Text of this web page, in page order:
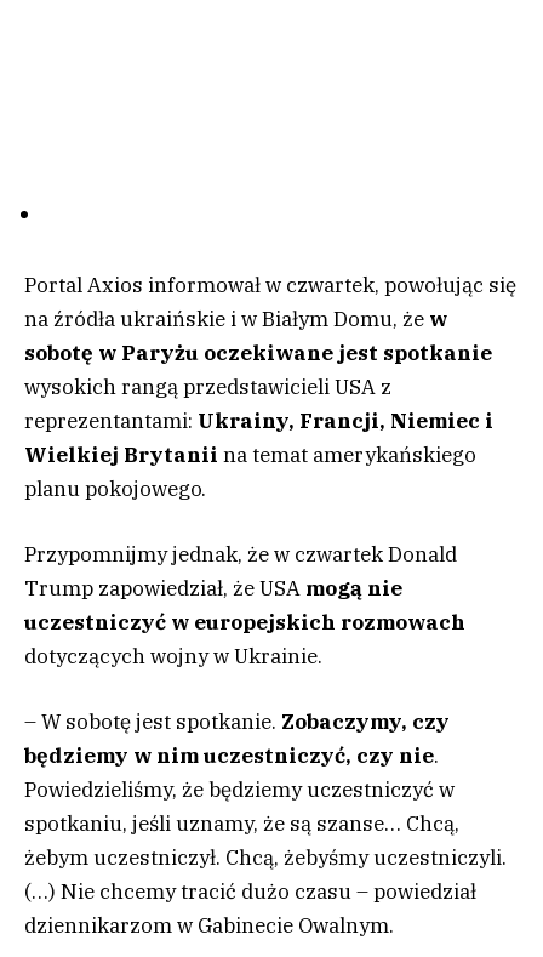
Portal Axios informował w czwartek, powołując się
na źródła ukraińskie i w Białym Domu, że w
sobotę w Paryżu oczekiwane jest spotkanie
wysokich rangą przedstawicieli USA z
reprezentantami: Ukrainy, Francji, Niemiec i
Wielkiej Brytanii na temat amerykańskiego
planu pokojowego.
Przypomnijmy jednak, że w czwartek Donald
Trump zapowiedział, że USA mogą nie
uczestniczyć w europejskich rozmowach
dotyczących wojny w Ukrainie.
– W sobotę jest spotkanie. Zobaczymy, czy
będziemy w nim uczestniczyć, czy nie.
Powiedzieliśmy, że będziemy uczestniczyć w
spotkaniu, jeśli uznamy, że są szanse… Chcą,
żebym uczestniczył. Chcą, żebyśmy uczestniczyli.
(…) Nie chcemy tracić dużo czasu – powiedział
dziennikarzom w Gabinecie Owalnym.